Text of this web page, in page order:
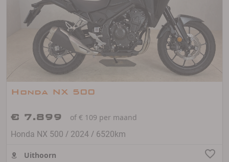
Honda NX 500
€ 7.899
of € 109 per maand
Honda NX 500 / 2024 / 6520km
Uithoorn